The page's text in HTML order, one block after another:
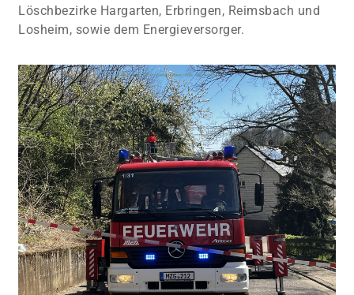
Löschbezirke Hargarten, Erbringen, Reimsbach und
Losheim, sowie dem Energieversorger.